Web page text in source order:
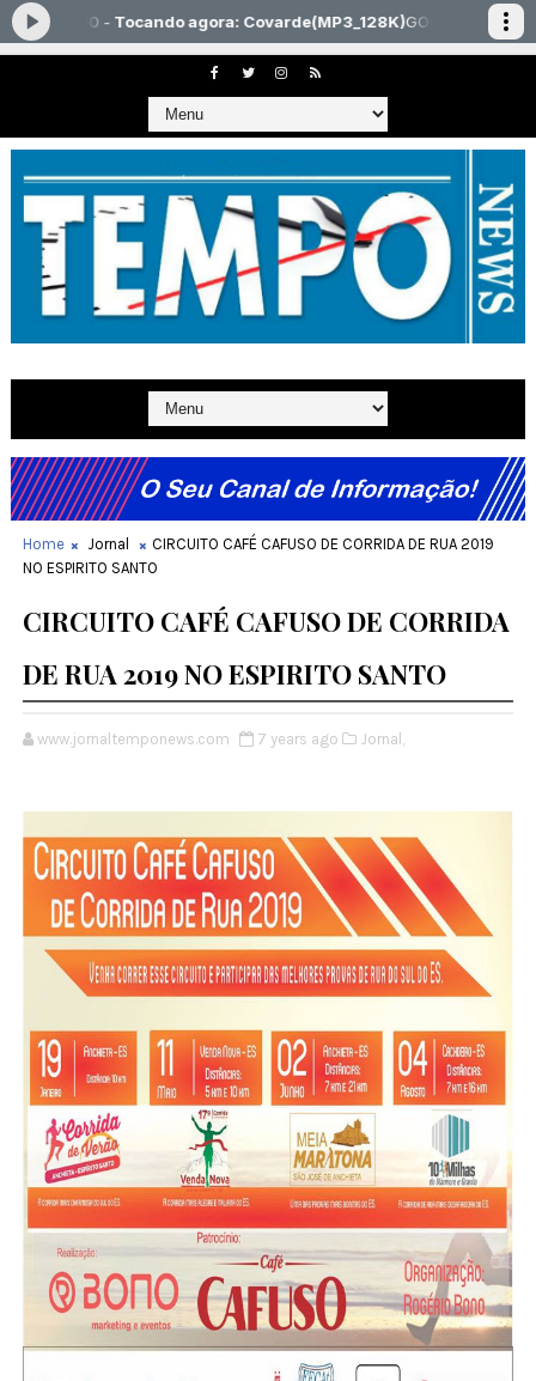
Home Jornal
CIRCUITO CAFÉ CAFUSO DE CORRIDA DE RUA 2019
NO ESPIRITO SANTO
CIRCUITO CAFÉ CAFUSO DE CORRIDA
DE RUA 2019 NO ESPIRITO SANTO
www.jornaltemponews.com 7 years ago Jornal,